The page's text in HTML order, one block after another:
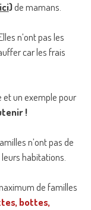
)de mamans.
n’ont pas les
car les frais
et un exemple pour
!
n’ont pas de
habitations.
de familles
bottes,